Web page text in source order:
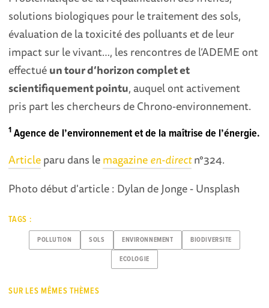
solutions biologiques pour le traitement des sols,
évaluation de la toxicité des polluants et de leur
impact sur le vivant…, les rencontres de l’ADEME ont
effectuéun tour d’horizon complet et
scientifiquement pointu, auquel ont activement
pris part les chercheurs de Chrono-environnement.
1 Agence de l’environnement et de la maîtrise de l’énergie.
Articleparu dans lemagazineen-directn°324.
Photo début d'article : Dylan de Jonge - Unsplash
TAGS :
POLLUTION SOLS ENVIRONNEMENT BIODIVERSITE
ECOLOGIE
SUR LES MÊMES THÈMES